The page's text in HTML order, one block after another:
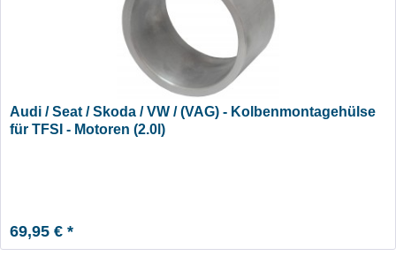
Audi / Seat / Skoda / VW / (VAG) - Kolbenmontagehülse
für TFSI - Motoren (2.0l)
69,95 € *